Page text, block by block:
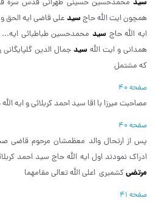
سید محمدحسین حسینی طهرانی قدس سره
همچون ایت الله حاجسید علی قاضی ایه الحق
ایه الله حاج سید محمدحسین طباطبائی
همدانی و ایت الله سید جمال الدین
که مشتمل
صفحه 40
مصاحبت میرزا با اقا سید احمد کربلائی و ایه
صفحه 40
پس از ارتحال والد معظمشان مرحوم قاضی
ادراک نمودند اول ایه الله حاج سید احمد
مرتضیکشمیری اعلی الله تعالی مقامهما
صفحه 41